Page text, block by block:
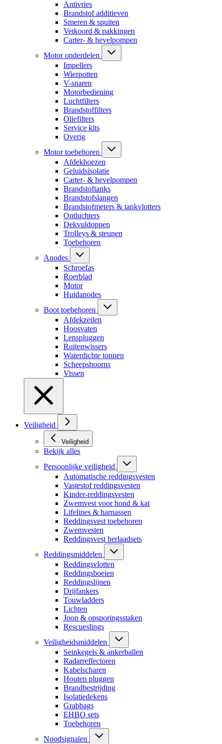
Antivries
Brandstof additieven
Smeren & spuiten
Vetkoord & pakkingen
Carter- & hevelpompen
Motor onderdelen
Impellers
Wierpotten
V-snaren
Motorbediening
Luchtfilters
Brandstoffilters
Oliefilters
Service kits
Overig
Motor toebehoren
Afdekhoezen
Geluidsisolatie
Carter- & hevelpompen
Brandstoftanks
Brandstofslangen
Brandstofmeters & tankvlotters
Ontluchters
Dekvuldoppen
Trolleys & steunen
Toebehoren
Anodes
Schroefas
Roerblad
Motor
Huidanodes
Boot toebehoren
Afdekzeilen
Hoosvaten
Lenspluggen
Ruitenwissers
Waterdichte tonnen
Scheepshoorns
Vissen
Veiligheid
Veiligheid
Bekijk alles
Persoonlijke veiligheid
Automatische reddingsvesten
Vastestof reddingsvesten
Kinder-reddingsvesten
Zwemvest voor hond & kat
Lifelines & harnassen
Reddingsvest toebehoren
Zwemvesten
Reddingsvest herlaadsets
Reddingsmiddelen
Reddingsvlotten
Reddingsboeien
Reddingslijnen
Drijfankers
Touwladders
Lichten
Joon & opsporingsstaken
Rescueslings
Veiligheidsmiddelen
Seinkegels & ankerballen
Radarreflectoren
Kabelscharen
Houten pluggen
Brandbestrijding
Isolatiedekens
Grabbags
EHBO sets
Toebehoren
Noodsignalen